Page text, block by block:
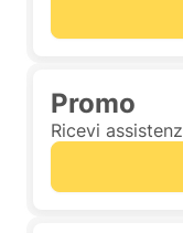
Promo
Ricevi